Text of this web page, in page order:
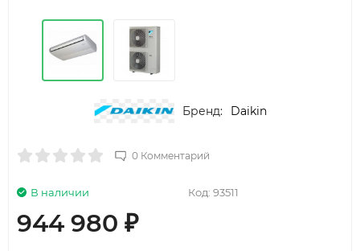
Бренд: Daikin
0 Комментарий
Код: 93511
В наличии
944 980 ₽